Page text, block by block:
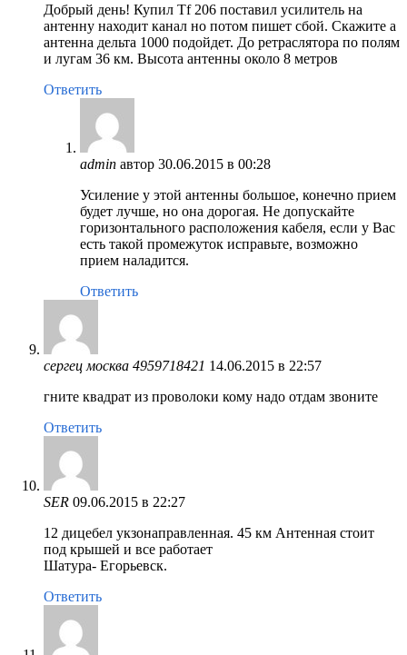
Добрый день! Купил Tf 206 поставил усилитель на
антенну находит канал но потом пишет сбой. Скажите а
антенна дельта 1000 подойдет. До ретраслятора по полям
и лугам 36 км. Высота антенны около 8 метров
Ответить
admin автор 30.06.2015 в 00:28
Усиление у этой антенны большое, конечно прием
будет лучше, но она дорогая. Не допускайте
горизонтального расположения кабеля, если у Вас
есть такой промежуток исправьте, возможно
прием наладится.
Ответить
сергец москва 4959718421 14.06.2015 в 22:57
гните квадрат из проволоки кому надо отдам звоните
Ответить
SER 09.06.2015 в 22:27
12 дицебел укзонаправленная. 45 км Антенная стоит
под крышей и все работает
Шатура- Егорьевск.
Ответить